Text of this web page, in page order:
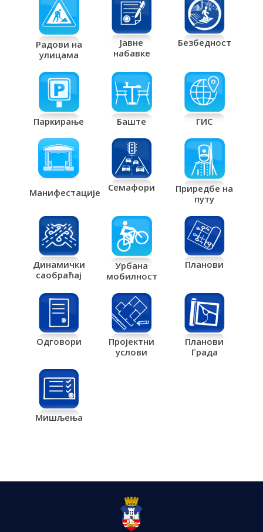
Радови на
улицама
Јавне
набавке
Безбедност
Паркирање Баште ГИС
Манифестације Семафори
Приредбе на
путу
Динамички
саобраћај
Урбана
мобилност
Планови
Одговори
Пројектни
услови
Планови
Града
Мишљења